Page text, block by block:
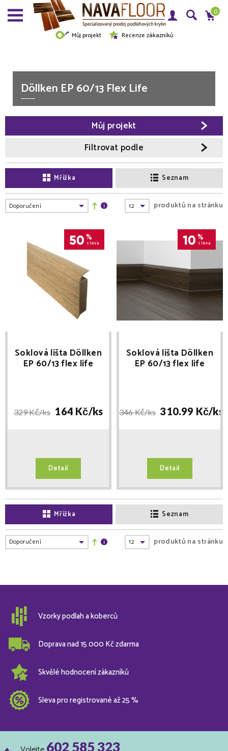
Můj projekt Recenze zákazníků
0
Döllken EP 60/13 Flex Life
Filtrovat podle
Můj projekt
Mřížka Seznam
produktů na stránku
50 %
sleva
Soklová lišta Döllken
EP 60/13 flex life
329 Kč/ks 164 Kč/ks
Detail
10 %
sleva
Soklová lišta Döllken
EP 60/13 flex life
346 Kč/ks 310.99 Kč/ks
Detail
Mřížka Seznam
produktů na stránku
Vzorky podlah a koberců
Doprava nad 15 000 Kč zdarma
Skvělé hodnocení zákazníků
Sleva pro registrované až 25 %
602 585 323